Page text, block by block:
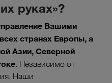
руках»?
Вашими
странах Европы, а
Азии, Северной
. Независимо от
Наши